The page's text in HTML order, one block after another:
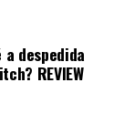
a despedida
REVIEW